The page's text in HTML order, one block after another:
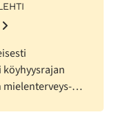
mielenterveys-…